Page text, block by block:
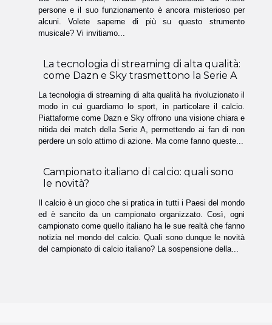
persone e il suo funzionamento è ancora misterioso per
alcuni. Volete saperne di più su questo strumento
musicale? Vi invitiamo...
La tecnologia di streaming di alta qualità:
come Dazn e Sky trasmettono la Serie A
La tecnologia di streaming di alta qualità ha rivoluzionato il
modo in cui guardiamo lo sport, in particolare il calcio.
Piattaforme come Dazn e Sky offrono una visione chiara e
nitida dei match della Serie A, permettendo ai fan di non
perdere un solo attimo di azione. Ma come fanno queste...
Campionato italiano di calcio: quali sono
le novità?
Il calcio è un gioco che si pratica in tutti i Paesi del mondo
ed è sancito da un campionato organizzato. Così, ogni
campionato come quello italiano ha le sue realtà che fanno
notizia nel mondo del calcio. Quali sono dunque le novità
del campionato di calcio italiano? La sospensione della...